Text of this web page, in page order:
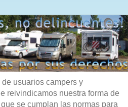
usuarios campers y
reivindicamos nuestra forma de
se cumplan las normas para